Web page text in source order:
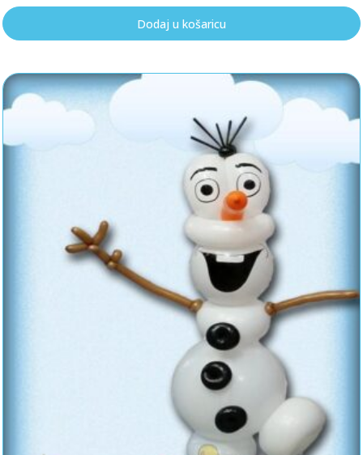
Dodaj u košaricu